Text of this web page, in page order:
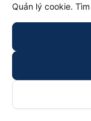
Giờ xuất
Giờ đến
Thời gian
Quản lý cookie.